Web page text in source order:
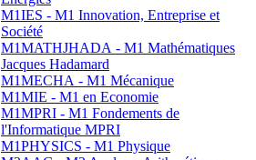
M1IES - M1 Innovation, Entreprise et
Société
M1MATHJHADA - M1 Mathématiques
Jacques Hadamard
M1MECHA - M1 Mécanique
M1MIE - M1 en Economie
M1MPRI - M1 Fondements de
l'Informatique MPRI
M1PHYSICS - M1 Physique